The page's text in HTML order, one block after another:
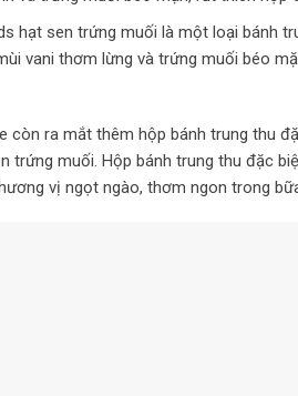
hạt sen trứng muối là một loại bánh
vani thơm lừng và trứng muối béo
còn ra mắt thêm hộp bánh trung thu
trứng muối. Hộp bánh trung thu đặc
vị ngọt ngào, thơm ngon trong